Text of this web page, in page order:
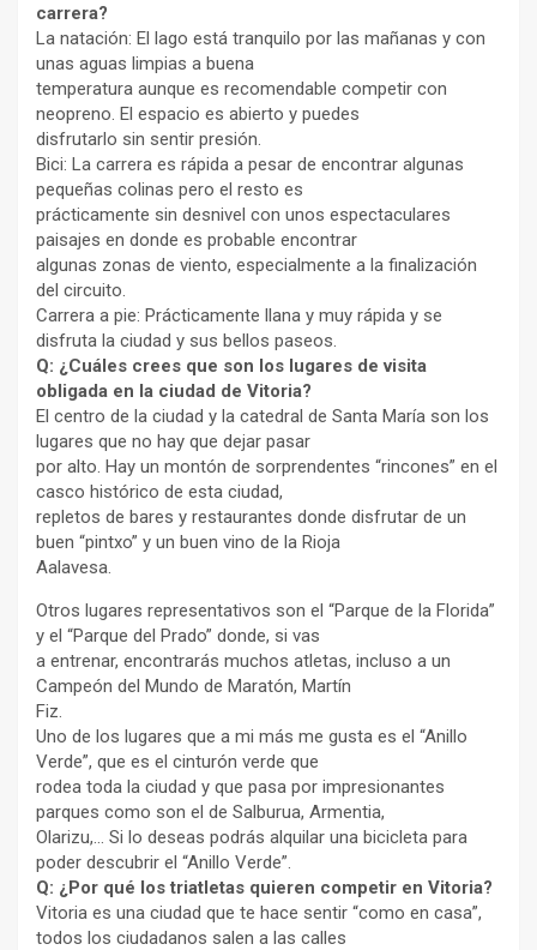
carrera?
La natación: El lago está tranquilo por las mañanas y con
unas aguas limpias a buena
temperatura aunque es recomendable competir con
neopreno. El espacio es abierto y puedes
disfrutarlo sin sentir presión.
Bici: La carrera es rápida a pesar de encontrar algunas
pequeñas colinas pero el resto es
prácticamente sin desnivel con unos espectaculares
paisajes en donde es probable encontrar
algunas zonas de viento, especialmente a la finalización
del circuito.
Carrera a pie: Prácticamente llana y muy rápida y se
disfruta la ciudad y sus bellos paseos.
Q: ¿Cuáles crees que son los lugares de visita
obligada en la ciudad de Vitoria?
El centro de la ciudad y la catedral de Santa María son los
lugares que no hay que dejar pasar
por alto. Hay un montón de sorprendentes “rincones” en el
casco histórico de esta ciudad,
repletos de bares y restaurantes donde disfrutar de un
buen “pintxo” y un buen vino de la Rioja
Aalavesa.
Otros lugares representativos son el “Parque de la Florida”
y el “Parque del Prado” donde, si vas
a entrenar, encontrarás muchos atletas, incluso a un
Campeón del Mundo de Maratón, Martín
Fiz.
Uno de los lugares que a mi más me gusta es el “Anillo
Verde”, que es el cinturón verde que
rodea toda la ciudad y que pasa por impresionantes
parques como son el de Salburua, Armentia,
Olarizu,… Si lo deseas podrás alquilar una bicicleta para
poder descubrir el “Anillo Verde”.
Q: ¿Por qué los triatletas quieren competir en Vitoria?
Vitoria es una ciudad que te hace sentir “como en casa”,
todos los ciudadanos salen a las calles